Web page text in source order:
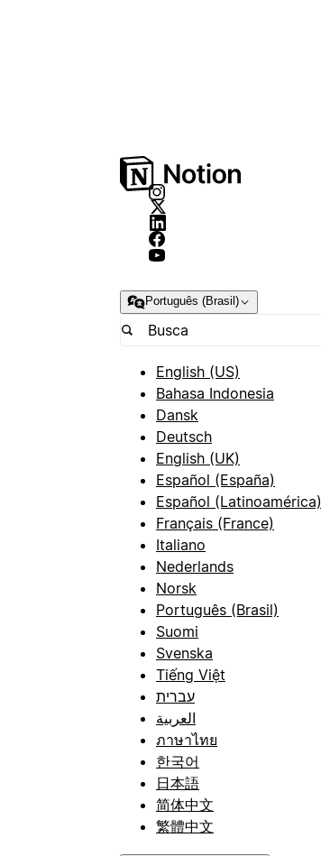
Português (Brasil)
English (US)
Bahasa Indonesia
Dansk
Deutsch
English (UK)
Español (España)
Español (Latinoamérica)
Français (France)
Italiano
Nederlands
Norsk
Português (Brasil)
Suomi
Svenska
Tiếng Việt
עברית
العربية
ภาษาไทย
한국어
日本語
简体中文
繁體中文